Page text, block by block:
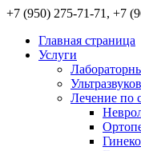
+7 (950) 275-71-71, +7
Главная страница
Услуги
Лечение по